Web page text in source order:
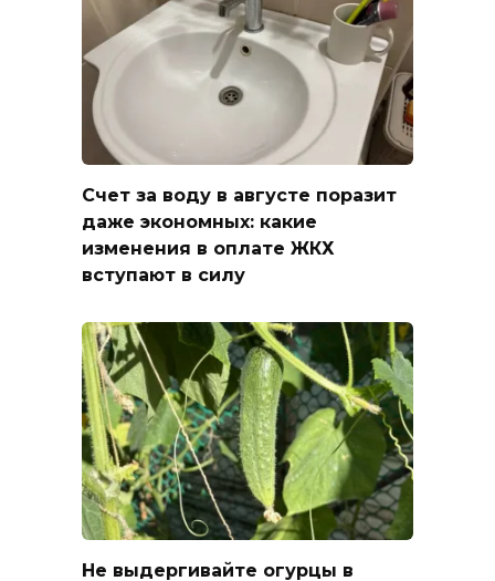
Счет за воду в августе поразит
даже экономных: какие
изменения в оплате ЖКХ
вступают в силу
Не выдергивайте огурцы в